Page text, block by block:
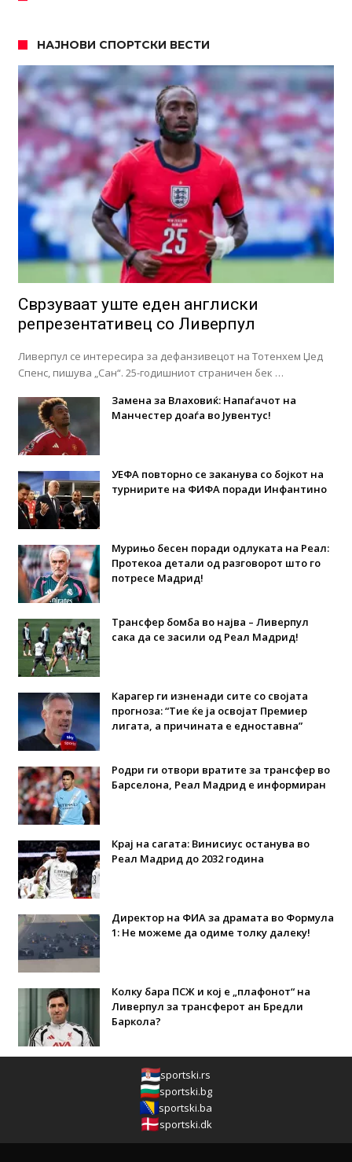
НАЈНОВИ СПОРТСКИ ВЕСТИ
Сврзуваат уште еден англиски
репрезентативец со Ливерпул
Ливерпул се интересира за дефанзивецот на Тотенхем Џед
Спенс, пишува „Сан“. 25-годишниот страничен бек …
Замена за Влаховиќ: Напаѓачот на
Манчестер доаѓа во Јувентус!
УЕФА повторно се заканува со бојкот на
турнирите на ФИФА поради Инфантино
Мурињо бесен поради одлуката на Реал:
Протекоа детали од разговорот што го
потресе Мадрид!
Трансфер бомба во најва – Ливерпул
сака да се засили од Реал Мадрид!
Карагер ги изненади сите со својата
прогноза: “Тие ќе ја освојат Премиер
лигата, а причината е едноставна”
Родри ги отвори вратите за трансфер во
Барселона, Реал Мадрид е информиран
Крај на сагата: Винисиус останува во
Реал Мадрид до 2032 година
Директор на ФИА за драмата во Формула
1: Не можеме да одиме толку далеку!
Колку бара ПСЖ и кој е „плафонот“ на
Ливерпул за трансферот ан Бредли
Баркола?
sportski.rs
sportski.bg
sportski.ba
sportski.dk